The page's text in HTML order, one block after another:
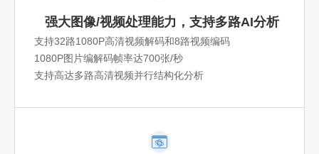
强大图像/视频处理能力，支持多路AI分析
支持32路1080P高清视频解码和8路视频编码
1080P图片编解码帧率达700张/秒
支持高达多路高清视频并行结构化分析